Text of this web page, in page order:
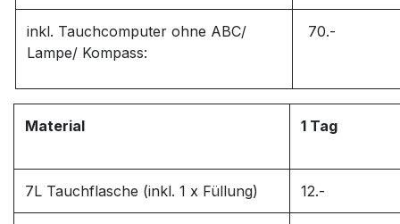
inkl. Tauchcomputer ohne ABC/
Lampe/ Kompass:
70.-
Material 1 Tag
7L Tauchflasche (inkl. 1 x Füllung) 12.-